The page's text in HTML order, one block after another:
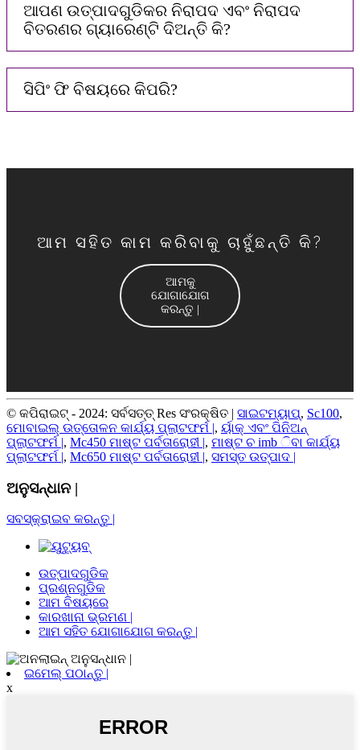
ଆପଣ ଉତ୍ପାଦଗୁଡିକର ନିରାପଦ ଏବଂ ନିରାପଦ
ବିତରଣର ଗ୍ୟାରେଣ୍ଟି ଦିଅନ୍ତି କି?
ସିପିଂ ଫି ବିଷୟରେ କିପରି?
ଆମ ସହିତ କାମ କରିବାକୁ ଚାହୁଁଛନ୍ତି କି?
ଆମକୁ
ଯୋଗାଯୋଗ
କରନ୍ତୁ |
© କପିରାଇଟ୍ - 2024: ସର୍ବସତ୍ତ୍ Res ସଂରକ୍ଷିତ | ସାଇଟମ୍ୟାପ୍, Sc100,
ମୋବାଇଲ୍ ଉତ୍ତୋଳନ କାର୍ଯ୍ୟ ପ୍ଲାଟଫର୍ମ |, ର୍ୟାକ୍ ଏବଂ ପିନିଅନ୍
ପ୍ଲାଟଫର୍ମ |, Mc450 ମାଷ୍ଟ ପର୍ବତାରୋହୀ |, ମାଷ୍ଟ ଚ imb ିବା କାର୍ଯ୍ୟ
ପ୍ଲାଟଫର୍ମ |, Mc650 ମାଷ୍ଟ ପର୍ବତାରୋହୀ |, ସମସ୍ତ ଉତ୍ପାଦ |
ଅନୁସନ୍ଧାନ |
ସବସ୍କ୍ରାଇବ କରନ୍ତୁ |
ଉତ୍ପାଦଗୁଡିକ
ପ୍ରଶ୍ନଗୁଡିକ
ଆମ ବିଷୟରେ
କାରଖାନା ଭ୍ରମଣ |
ଆମ ସହିତ ଯୋଗାଯୋଗ କରନ୍ତୁ |
ଇମେଲ୍ ପଠାନ୍ତୁ |
x